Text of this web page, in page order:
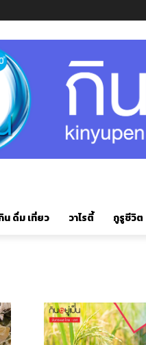
น ดื่ม เที่ยว วาไรตี้ กูรูชีวิต